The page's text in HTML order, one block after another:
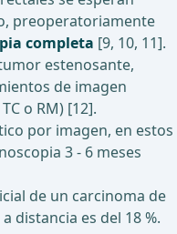
preoperatoriamente
completa [9, 10, 11].
estenosante,
de imagen
o RM) [12].
por imagen, en estos
3 - 6 meses
de un carcinoma de
distancia es del 18 %.